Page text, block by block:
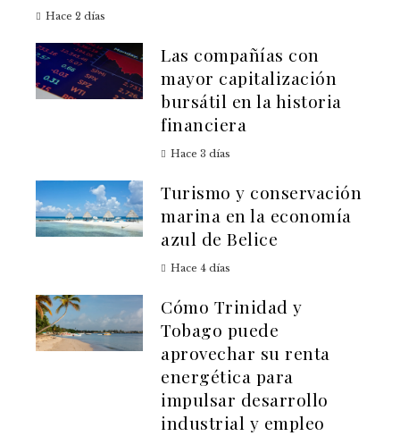
Hace 2 días
Las compañías con
mayor capitalización
bursátil en la historia
financiera
Hace 3 días
Turismo y conservación
marina en la economía
azul de Belice
Hace 4 días
Cómo Trinidad y
Tobago puede
aprovechar su renta
energética para
impulsar desarrollo
industrial y empleo